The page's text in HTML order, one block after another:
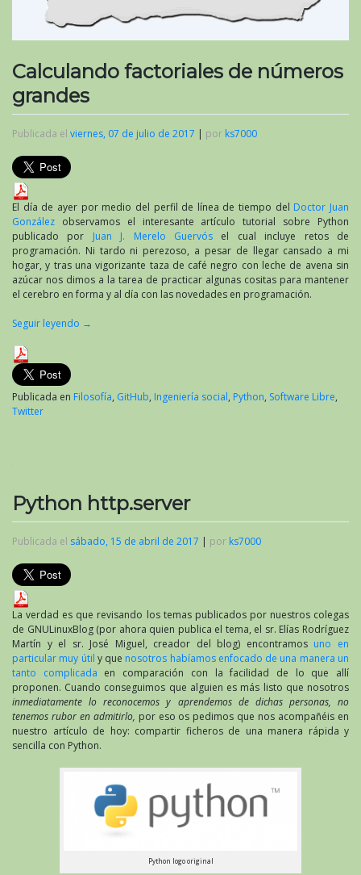
Calculando factoriales de números
grandes
Publicada el viernes, 07 de julio de 2017 | por ks7000
El día de ayer por medio del perfil de línea de tiempo del Doctor Juan
González observamos el interesante artículo tutorial sobre Python
publicado por Juan J. Merelo Guervós el cual incluye retos de
programación. Ni tardo ni perezoso, a pesar de llegar cansado a mi
hogar, y tras una vigorizante taza de café negro con leche de avena sin
azúcar nos dimos a la tarea de practicar algunas cositas para mantener
el cerebro en forma y al día con las novedades en programación.
Seguir leyendo →
Publicada en Filosofía, GitHub, Ingeniería social, Python, Software Libre,
Twitter
Python http.server
Publicada el sábado, 15 de abril de 2017 | por ks7000
La verdad es que revisando los temas publicados por nuestros colegas
de GNULinuxBlog (por ahora quien publica el tema, el sr. Elías Rodríguez
Martín y el sr. José Miguel, creador del blog) encontramos uno en
particular muy útil y que nosotros habíamos enfocado de una manera un
tanto complicada en comparación con la facilidad de lo que allí
proponen. Cuando conseguimos que alguien es más listo que nosotros
inmediatamente lo reconocemos y aprendemos de dichas personas, no
tenemos rubor en admitirlo, por eso os pedimos que nos acompañéis en
nuestro artículo de hoy: compartir ficheros de una manera rápida y
sencilla con Python.
Python logo original